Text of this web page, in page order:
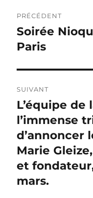
de
l’article
PRÉCÉDENT
Publication
précédente :
Soirée
Paris
SUIVANT
Publication
suivante :
L’équipe de
l’immense
d’annoncer
Marie
et
mars.